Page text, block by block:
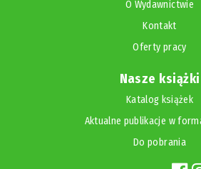
O Wydawnictwie
Kontakt
Oferty pracy
Nasze książki
Katalog książek
Aktualne publikacje w
Do pobrania